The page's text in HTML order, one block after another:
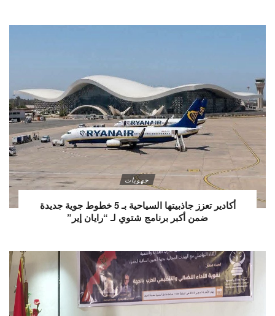
جهويات
أكادير تعزز جاذبيتها السياحية بـ 5 خطوط جوية جديدة
ضمن أكبر برنامج شتوي لـ “رايان إير”